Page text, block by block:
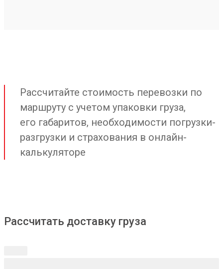
Рассчитайте стоимость перевозки по
маршруту с учетом упаковки груза,
его габаритов, необходимости погрузки-
разгрузки и страхования в онлайн-
калькуляторе
Рассчитать доставку груза